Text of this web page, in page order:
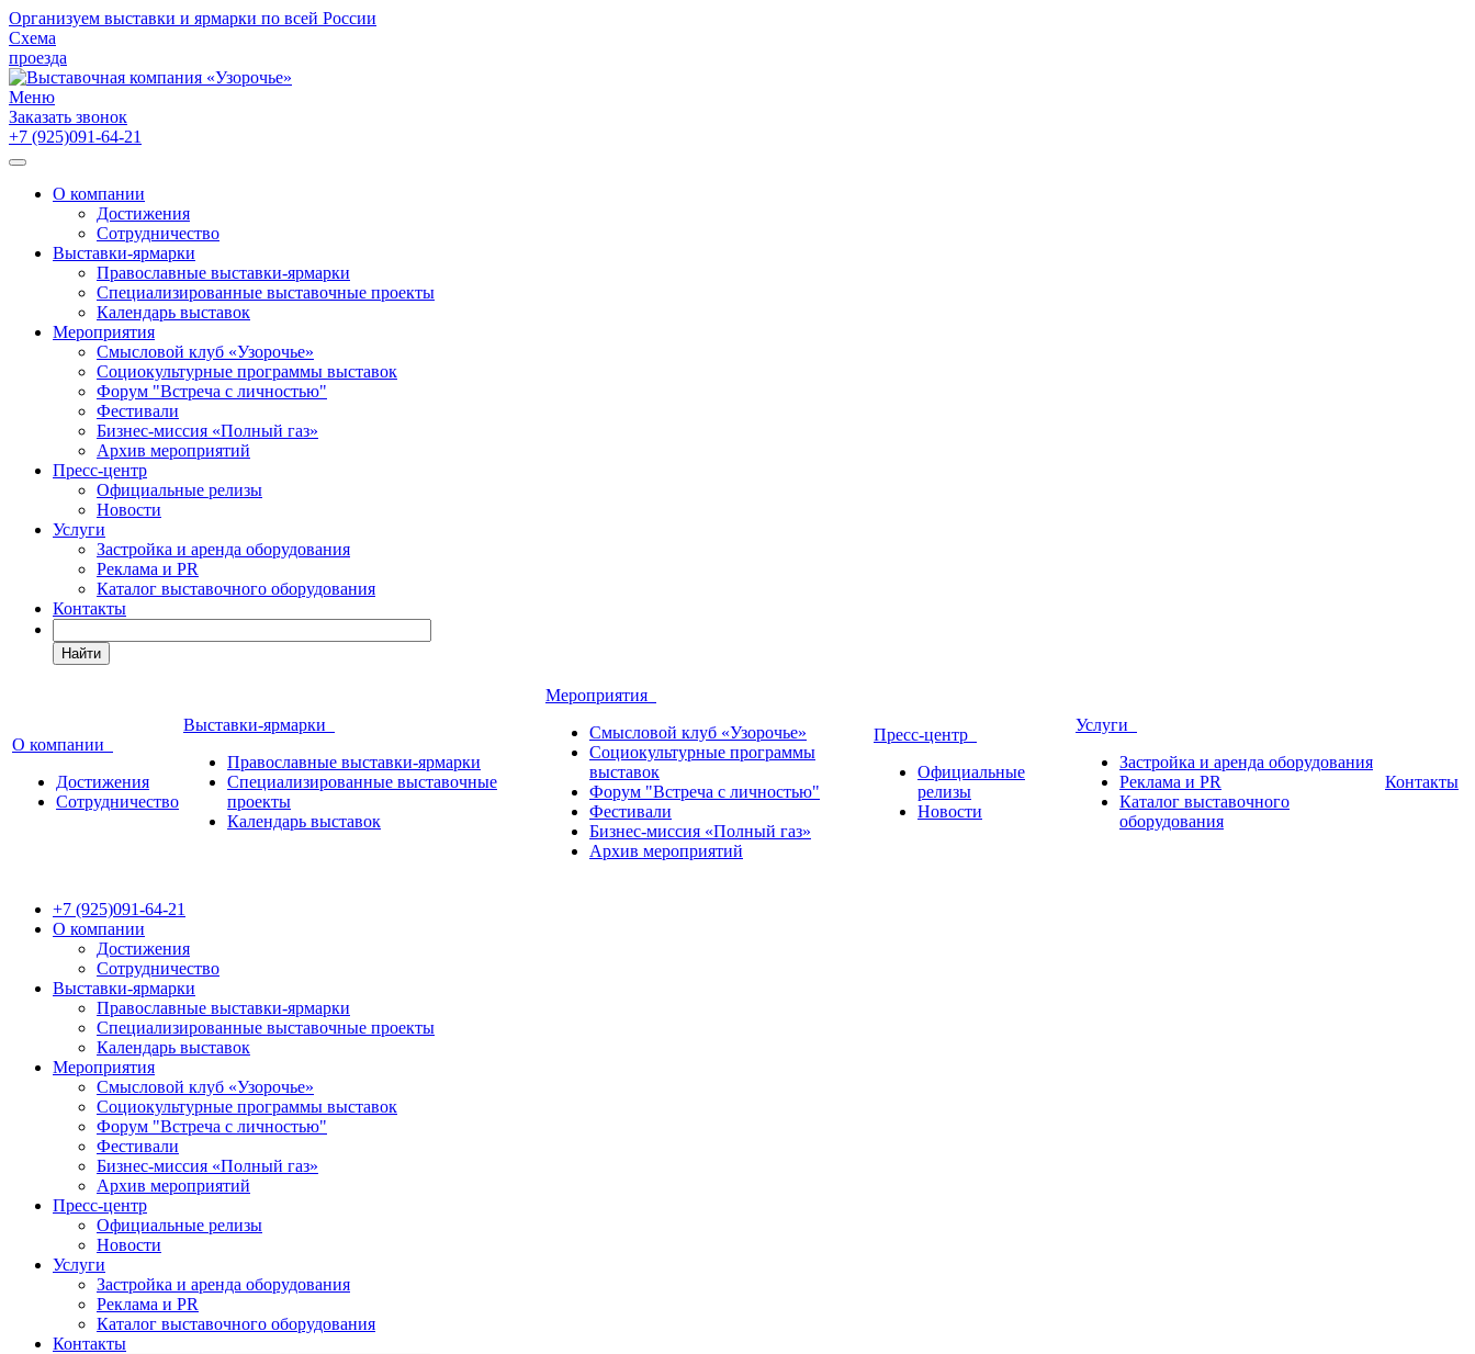
Организуем выставки и ярмарки по всей России
Схема
проезда
Меню
Заказать звонок
+7 (925)091-64-21
О компании
Достижения
Сотрудничество
Выставки-ярмарки
Православные выставки-ярмарки
Специализированные выставочные проекты
Календарь выставок
Мероприятия
Смысловой клуб «Узорочье»
Социокультурные программы выставок
Форум "Встреча с личностью"
Фестивали
Бизнес-миссия «Полный газ»
Архив мероприятий
Пресс-центр
Официальные релизы
Новости
Услуги
Застройка и аренда оборудования
Реклама и PR
Каталог выставочного оборудования
Контакты
Найти
О компании
Достижения
Сотрудничество
Выставки-ярмарки
Православные выставки-ярмарки
Специализированные выставочные
проекты
Календарь выставок
Мероприятия
Смысловой клуб «Узорочье»
Социокультурные программы
выставок
Форум "Встреча с личностью"
Фестивали
Бизнес-миссия «Полный газ»
Архив мероприятий
Пресс-центр
Официальные
релизы
Новости
Услуги
Застройка и аренда оборудования
Реклама и PR
Каталог выставочного
оборудования
Контакты
+7 (925)091-64-21
О компании
Достижения
Сотрудничество
Выставки-ярмарки
Православные выставки-ярмарки
Специализированные выставочные проекты
Календарь выставок
Мероприятия
Смысловой клуб «Узорочье»
Социокультурные программы выставок
Форум "Встреча с личностью"
Фестивали
Бизнес-миссия «Полный газ»
Архив мероприятий
Пресс-центр
Официальные релизы
Новости
Услуги
Застройка и аренда оборудования
Реклама и PR
Каталог выставочного оборудования
Контакты